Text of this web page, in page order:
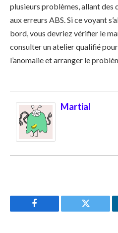
plusieurs problèmes, allant
aux erreurs ABS. Si ce voyant
bord, vous devriez vérifier le
consulter un atelier qualifié
l’anomalie et arranger le
Martial
Facebook Twitter